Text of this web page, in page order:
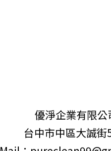
優淨企業有限公
台中市中區大誠街